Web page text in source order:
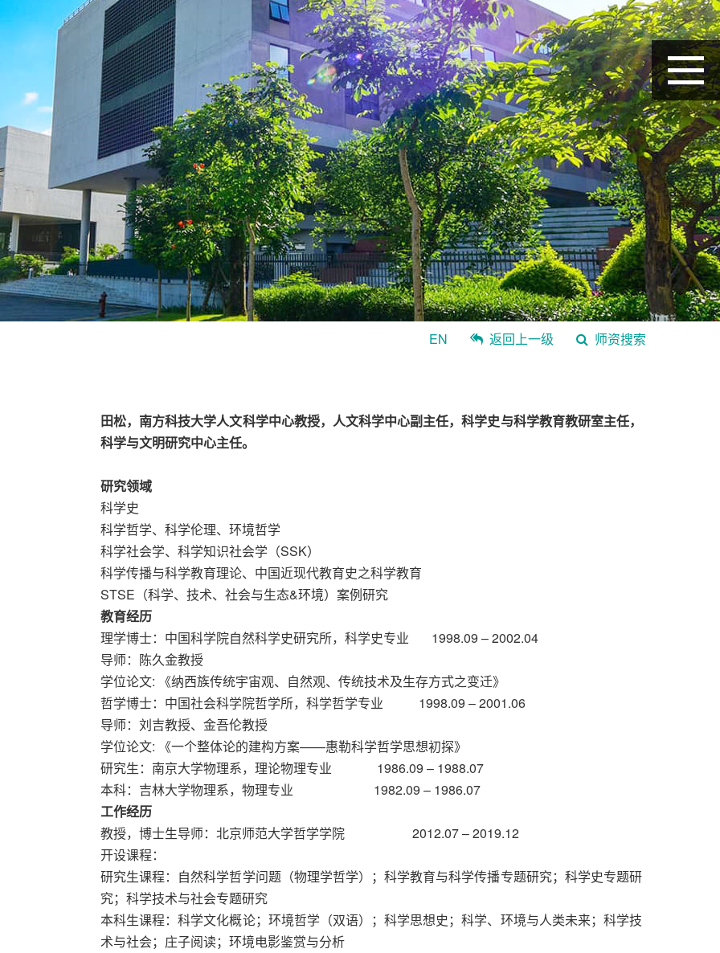
EN 返回上一级 师资搜索
田松，南方科技大学人文科学中心教授，人文科学中心副主任，科学史与科学教育教研室主任，
科学与文明研究中心主任。
研究领域
科学史
科学哲学、科学伦理、环境哲学
科学社会学、科学知识社会学（SSK）
科学传播与科学教育理论、中国近现代教育史之科学教育
STSE（科学、技术、社会与生态&环境）案例研究
教育经历
理学博士：中国科学院自然科学史研究所，科学史专业 1998.09 – 2002.04
导师：陈久金教授
学位论文: 《纳西族传统宇宙观、自然观、传统技术及生存方式之变迁》
哲学博士：中国社会科学院哲学所，科学哲学专业 1998.09 – 2001.06
导师：刘吉教授、金吾伦教授
学位论文: 《一个整体论的建构方案——惠勒科学哲学思想初探》
研究生：南京大学物理系，理论物理专业 1986.09 – 1988.07
本科：吉林大学物理系，物理专业 1982.09 – 1986.07
工作经历
教授，博士生导师：北京师范大学哲学学院 2012.07 – 2019.12
开设课程：
研究生课程：自然科学哲学问题（物理学哲学）；科学教育与科学传播专题研究；科学史专题研
究；科学技术与社会专题研究
本科生课程：科学文化概论；环境哲学（双语）；科学思想史；科学、环境与人类未来；科学技
术与社会；庄子阅读；环境电影鉴赏与分析